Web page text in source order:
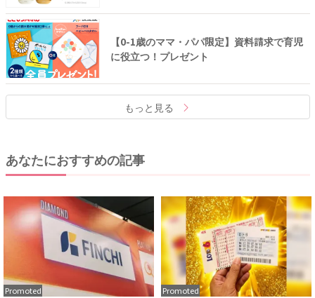
【0-1歳のママ・パパ限定】資料請求で育児
に役立つ！プレゼント
もっと見る
あなたにおすすめの記事
Promoted Promoted